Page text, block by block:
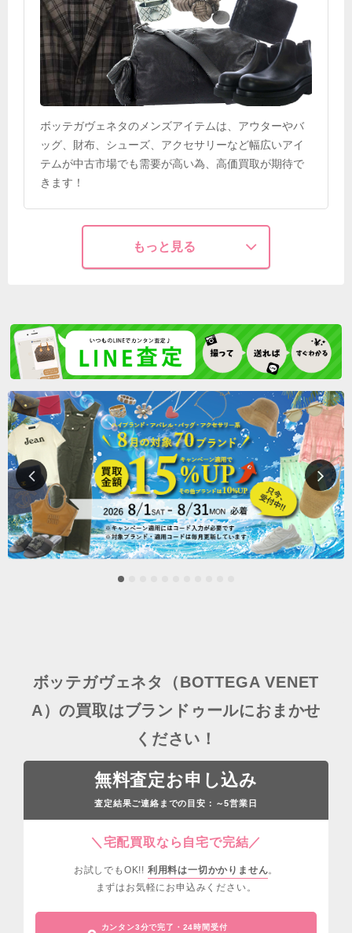
ボッテガヴェネタのメンズアイテムは、アウターやバ
ッグ、財布、シューズ、アクセサリーなど幅広いアイ
テムが中古市場でも需要が高い為、高価買取が期待で
きます！
もっと見る
ボッテガヴェネタ（BOTTEGA VENET
A）の買取はブランドゥールにおまかせ
ください！
無料査定お申し込み
査定結果ご連絡までの目安： ～5営業日
＼宅配買取なら自宅で完結／
お試しでもOK!! 利用料は一切かかりません。
まずはお気軽にお申込みください。
カンタン3分で完了・24時間受付